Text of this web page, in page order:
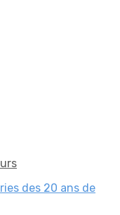
des 20 ans de